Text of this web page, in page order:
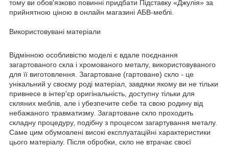
тому ви обов'язково повинні придбати Підставку «Джулія» за
прийнятною ціною в онлайн магазині АБВ-меблі.
Використовувані матеріали
Відмінною особливістю моделі є вдале поєднання
загартованого скла і хромованого металу, використовуваного
для її виготовлення. Загартоване (гартоване) скло - це
унікальний у своєму роді матеріал, завдяки якому ви не тільки
привнесе в інтер'єр оригінальність, доступну тільки для
скляних меблів, але і убезпечите себе та свою родину від
небажаного травматизму. Загартоване скло проходить
складну процедуру, подібну з процесом загартування металу.
Саме цим обумовлені високі експлуатаційні характеристики
цього матеріалу. Після обробки, скло не втрачає своєї